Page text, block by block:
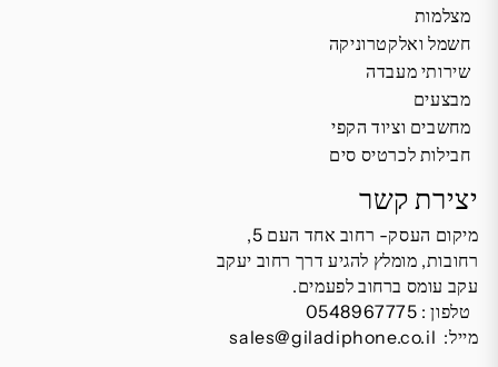
מצלמות
חשמל ואלקטרוניקה
שירותי מעבדה
מבצעים
מחשבים וציוד הקפי
חבילות לכרטיס סים
יצירת קשר
מיקום העסק- רחוב אחד העם 5,
רחובות, מומלץ להגיע דרך רחוב יעקב
עקב עומס ברחוב לפעמים.
טלפון : 0548967775
מייל: sales@giladiphone.co.il